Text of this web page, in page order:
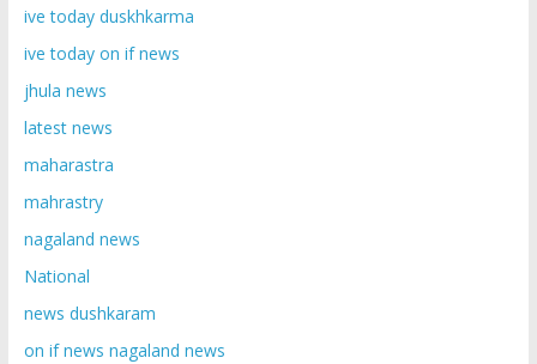
ive today duskhkarma
ive today on if news
jhula news
latest news
maharastra
mahrastry
nagaland news
National
news dushkaram
on if news nagaland news